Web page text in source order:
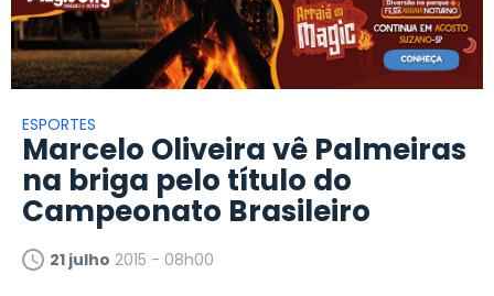
ESPORTES
Marcelo Oliveira vê Palmeiras
na briga pelo título do
Campeonato Brasileiro
21 julho 2015 - 08h00